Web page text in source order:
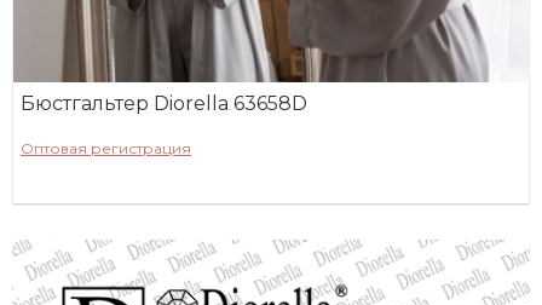
Бюстгальтер Diorella 63658D
Оптовая регистрация